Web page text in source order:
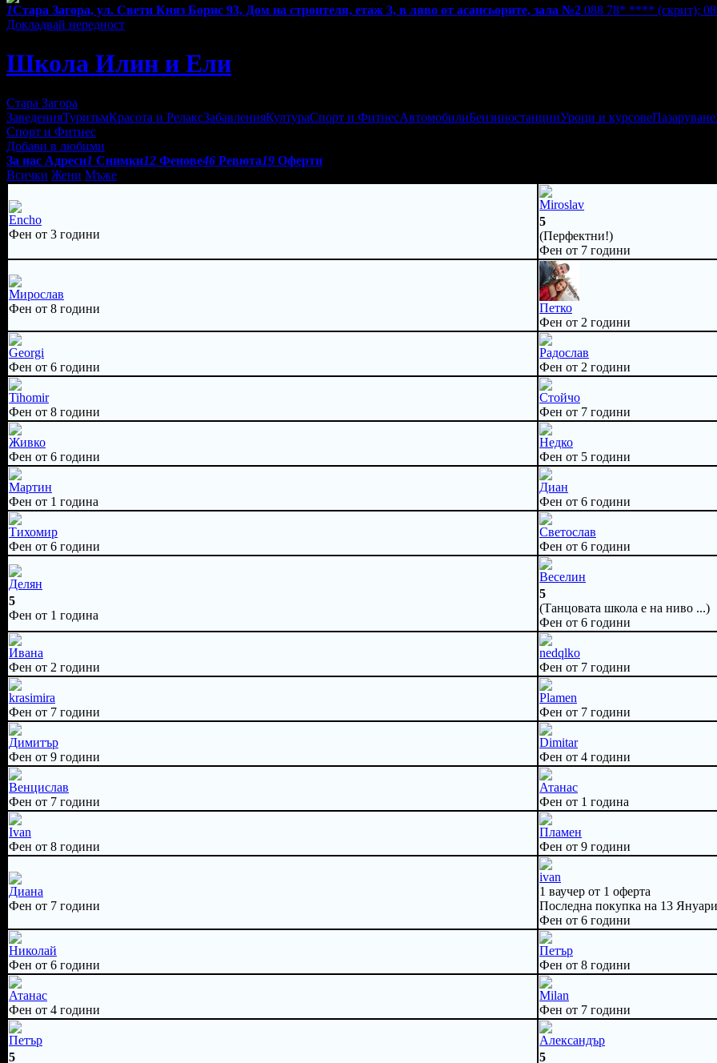
1Стара Загора, ул. Свети Княз Борис 93, Дом на строителя, етаж 3, в ляво от асансьорите, зала №2 088 78* **** (скрит);
Докладвай нередност
Школа Илин и Ели
Стара Загора
ЗаведенияТуризъмКрасота и РелаксЗабавленияКултураСпорт и ФитнесАвтомобилиБензиностанцииУроци и курсовеПазаруване
Спорт и Фитнес
Добави в любими
За нас Адреси1 Снимки12 Фенове46 Ревюта19 Оферти
Всички Жени Мъже
Encho
Фен от 3 години
Miroslav
5
(Перфектни!)
Фен от 7 години
Мирослав
Фен от 8 години
Петко
Фен от 2 години
Georgi
Фен от 6 години
Радослав
Фен от 2 години
Tihomir
Фен от 8 години
Стойчо
Фен от 7 години
Живко
Фен от 6 години
Недко
Фен от 5 години
Мартин
Фен от 1 година
Диан
Фен от 6 години
Тихомир
Фен от 6 години
Светослав
Фен от 6 години
Делян
5
Фен от 1 година
Веселин
5
(Танцовата школа е на ниво ...)
Фен от 6 години
Ивана
Фен от 2 години
nedqlko
Фен от 7 години
krasimira
Фен от 7 години
Plamen
Фен от 7 години
Димитър
Фен от 9 години
Dimitar
Фен от 4 години
Венцислав
Фен от 7 години
Атанас
Фен от 1 година
Ivan
Фен от 8 години
Пламен
Фен от 9 години
Диана
Фен от 7 години
ivan
1 ваучер от 1 оферта
Последна покупка на 13
Фен от 6 години
Николай
Фен от 6 години
Петър
Фен от 8 години
Атанас
Фен от 4 години
Milan
Фен от 7 години
Петър
5
Александър
5